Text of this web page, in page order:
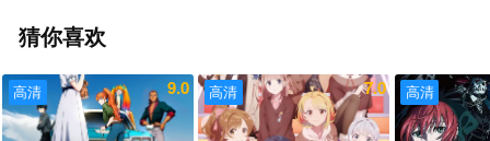
猜你喜欢
高清 9.0 高清 7.0 高清